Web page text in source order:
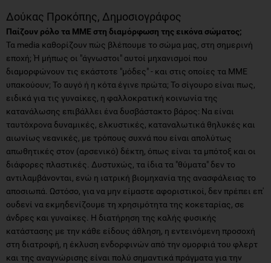
Δούκας Προκόπης, Δημοσιογράφος
Παίζουν ρόλο τα ΜΜΕ στη διαμόρφωση της εικόνα σώματος;
Τα media καθορίζουν πώς βλέπουμε το σώμα μας, στη σημερινή
εποχή; Ή μήπως οι "άγνωστοι" αυτοί μηχανισμοί που
διαμορφώνουν τις εκάστοτε "μόδες" - και στις οποίες τα ΜΜΕ
υπακούουν; Το αυγό ή η κότα έγινε πρώτα; Το σίγουρο είναι πως,
ειδικά για τις γυναίκες, η φαλλοκρατική κοινωνία της
κατανάλωσης επιβάλλει ένα δυσβάστακτο βάρος: Να είναι
ταυτόχρονα δυναμικές, ελκυστικές, καταναλωτικά θηλυκές και
αιωνίως νεανικές, με τρόπους συχνά που είναι απολύτως
απωθητικές στον (αρσενικό) δέκτη, όπως είναι τα μπότοξ και οι
διάφορες πλαστικές. Δυστυχώς, τα ίδια τα "θύματα" δεν το
αντιλαμβάνονται, ενώ η ιατρική βιομηχανία της ανασφάλειας το
αποσιωπά. Ωστόσο, για να μην είμαστε αφοριστικοί, δεν πρέπει επ'
ουδενί να εκμηδενίζουμε τη χρησιμότητα της κοκεταρίας, σε
άνδρες και γυναίκες. Η διατήρηση της καλής φυσικής
κατάστασης με την κάθε είδους άθληση, η εντεινόμενη προσοχή
στη διατροφή, η έκλυση ενδορφινών από την ομορφιά του φλερτ
και της αναγνώρισης είναι πολύ σημαντικά πράγματα για την